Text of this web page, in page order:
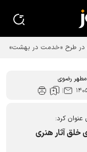
مطهر رضوی
۰۸
کرد:
خلق آثار هنری